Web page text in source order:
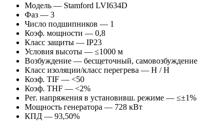
Модель — Stamford LVI634D
Фаз — 3
Число подшипников — 1
Коэф. мощности — 0,8
Класс защиты — IP23
Условия высоты — ≤1000 м
Возбуждение — бесщеточный, самовозбуждение
Класс изоляции/класс перегрева — H / H
Коэф. TIF — <50
Коэф. THF — <2%
Рег. напряжения в установивш. режиме — ≤±1%
Мощность генератора — 728 кВт
КПД — 93,50%